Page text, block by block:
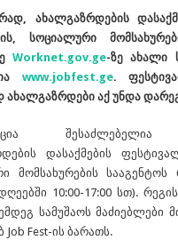
ახალგაზრდების
სოციალური
Worknet.gov.ge-ზე ახალი
www.jobfest.ge.
ახალგაზრდები აქ უნდა
დასაქმების
მომსახურების სააგენტოს
10:00-17:00 სთ).
სამუშაოს მაძიებლები
Job Fest-ის ბარათს.